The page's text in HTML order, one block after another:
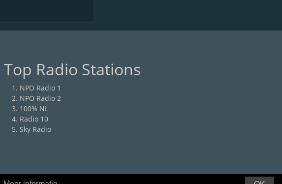
Top Radio Stations
NPO Radio 1
NPO Radio 2
100% NL
Radio 10
Sky Radio